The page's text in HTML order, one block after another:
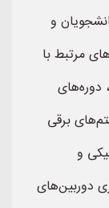
و
مرتبط با
دوره‌های
برقی
و
دوربین‌های